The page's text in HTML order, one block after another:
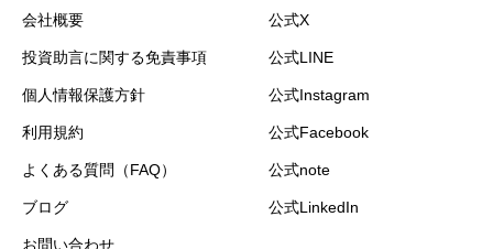
会社概要
投資助言に関する免責事項
個人情報保護方針
利用規約
よくある質問（FAQ）
ブログ
お問い合わせ
公式X
公式LINE
公式Instagram
公式Facebook
公式note
公式LinkedIn